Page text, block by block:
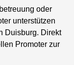
oder
unterstützen
Duisburg. Direkt
Promoter zur